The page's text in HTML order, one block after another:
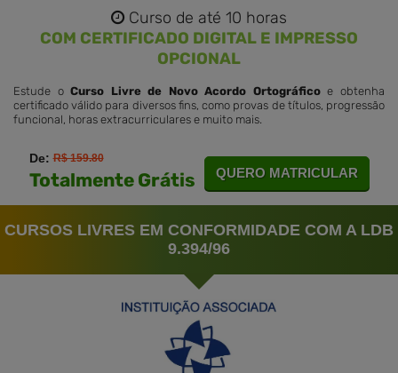
Curso de até 10 horas
COM CERTIFICADO DIGITAL E IMPRESSO
OPCIONAL
Estude oCurso Livre de Novo Acordo Ortográficoe obtenha
certificado válido para diversos fins, como provas de títulos, progressão
funcional, horas extracurriculares e muito mais.
De:R$ 159.80
Totalmente Grátis QUERO MATRICULAR
CURSOS LIVRES EM CONFORMIDADE COM A LDB
9.394/96